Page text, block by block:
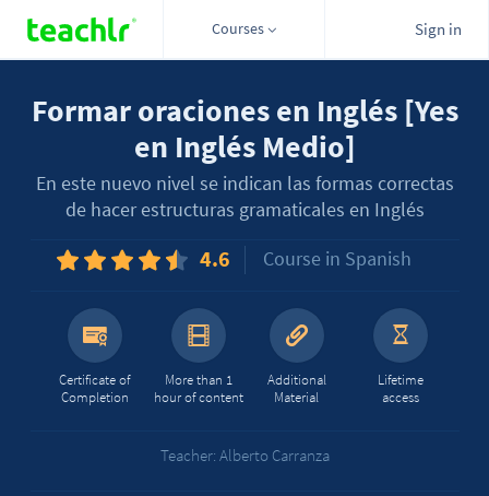
Courses Sign in
Formar oraciones en Inglés [Yes
en Inglés Medio]
En este nuevo nivel se indican las formas correctas
de hacer estructuras gramaticales en Inglés
4.6 Course in Spanish
Certificate of
Completion
More than 1
hour of content
Additional
Material
Lifetime
access
Teacher: Alberto Carranza